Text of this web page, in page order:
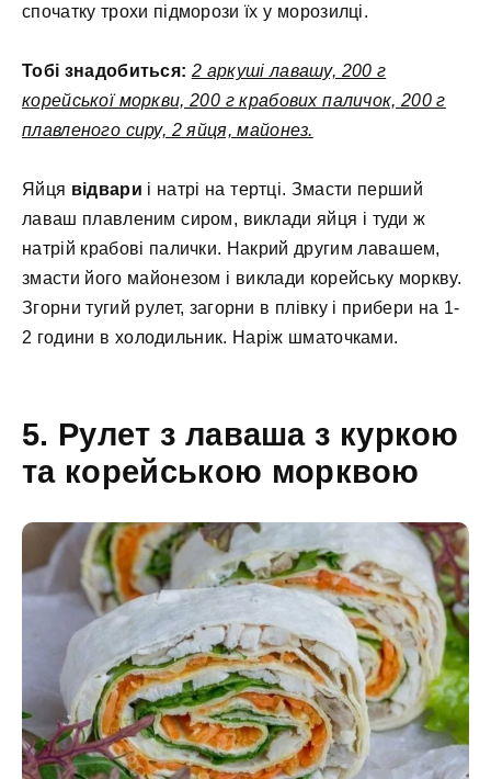
спочатку трохи підморози їх у морозилці.
Тобі знадобиться: 2 аркуші лавашу, 200 г
корейської моркви, 200 г крабових паличок, 200 г
плавленого сиру, 2 яйця, майонез.
Яйця відвари і натрі на тертці. Змасти перший
лаваш плавленим сиром, виклади яйця і туди ж
натрій крабові палички. Накрий другим лавашем,
змасти його майонезом і виклади корейську моркву.
Згорни тугий рулет, загорни в плівку і прибери на 1-
2 години в холодильник. Наріж шматочками.
5. Рулет з лаваша з куркою
та корейською морквою